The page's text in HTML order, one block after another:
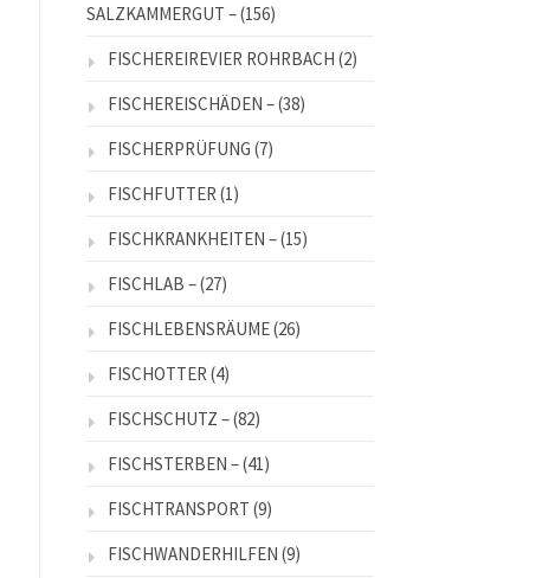
SALZKAMMERGUT –(156)
FISCHEREIREVIER ROHRBACH (2)
FISCHEREISCHÄDEN –(38)
FISCHERPRÜFUNG (7)
FISCHFUTTER (1)
FISCHKRANKHEITEN –(15)
FISCHLAB –(27)
FISCHLEBENSRÄUME(26)
FISCHOTTER (4)
FISCHSCHUTZ –(82)
FISCHSTERBEN –(41)
FISCHTRANSPORT (9)
FISCHWANDERHILFEN (9)